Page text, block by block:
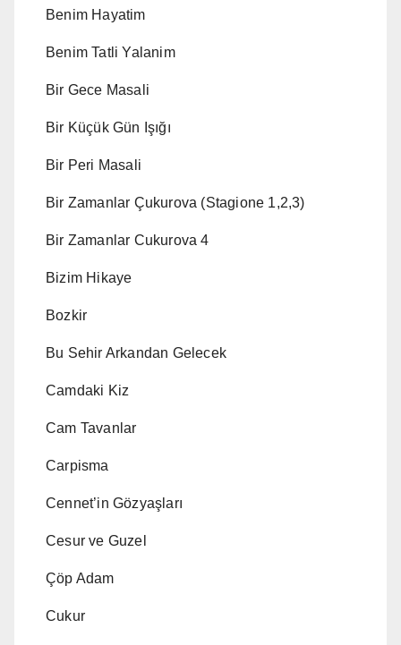
Benim Hayatim
Benim Tatli Yalanim
Bir Gece Masali
Bir Küçük Gün Işığı
Bir Peri Masali
Bir Zamanlar Çukurova (Stagione 1,2,3)
Bir Zamanlar Cukurova 4
Bizim Hikaye
Bozkir
Bu Sehir Arkandan Gelecek
Camdaki Kiz
Cam Tavanlar
Carpisma
Cennet’in Gözyaşları
Cesur ve Guzel
Çöp Adam
Cukur